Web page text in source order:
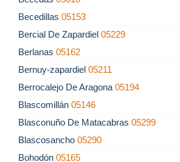
Becedillas 05153
Bercial De Zapardiel 05229
Berlanas 05162
Bernuy-zapardiel 05211
Berrocalejo De Aragona 05194
Blascomillán 05146
Blasconuño De Matacabras 05299
Blascosancho 05290
Bohodón 05165